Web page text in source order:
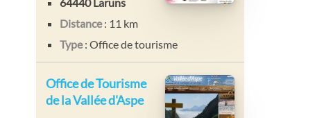
Distance: 11 km
Type: Office de tourisme
Office de Tourisme
de la Vallée d'Aspe